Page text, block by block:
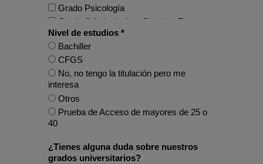
Grado Psicología
Grado Criminología y Ciencias Forenses
Grado Diseño Digital y Multimedia
Doble Grado Turismo y Empresas
Turísticas + Marketing
Doble Grado Turismo y Empresas
Turísticas + Comunicación Estratégica,
Protocolo y Organización de Eventos
Doble Grado Marketing + Comunicación
Estratégica, Protocolo y Organización de
Doble Grado Psicología + Criminología y
Ciencias Forenses
Nivel de estudios *
Bachiller
CFGS
No, no tengo la titulación pero me
interesa
Otros
Prueba de Acceso de mayores de 25 o
40
¿Tienes alguna duda sobre nuestros
grados universitarios?